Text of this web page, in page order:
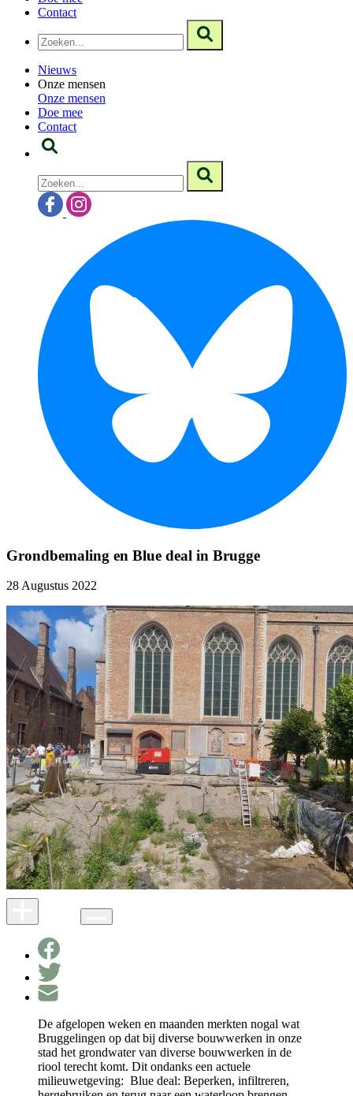
Contact
Nieuws
Onze mensen
Onze mensen
Doe mee
Contact
Grondbemaling en Blue deal in Brugge
28 Augustus 2022
De afgelopen weken en maanden merkten nogal wat
Bruggelingen op dat bij diverse bouwwerken in onze
stad het grondwater van diverse bouwwerken in de
riool terecht komt. Dit ondanks een actuele
milieuwetgeving: Blue deal: Beperken, infiltreren,